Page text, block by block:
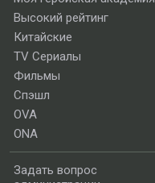
Высокий рейтинг
Китайские
TV Сериалы
Фильмы
Спэшл
OVA
ONA
Задать вопрос